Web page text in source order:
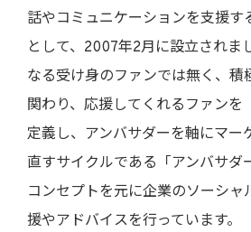
話やコミュニケーションを支援す
として、2007年2月に設立されま
なる受け身のファンでは無く、積
関わり、応援してくれるファンを
定義し、アンバサダーを軸にマー
直すサイクルである「アンバサダ
コンセプトを元に企業のソーシャ
援やアドバイスを行っています。